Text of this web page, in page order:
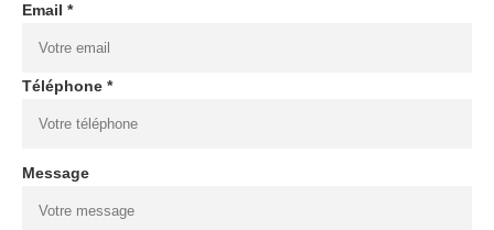
Email *
Téléphone *
Message